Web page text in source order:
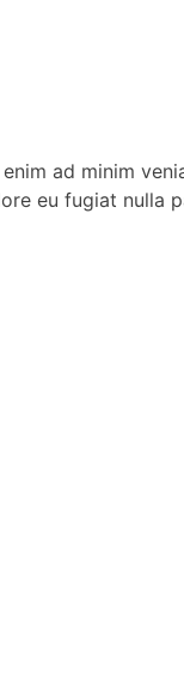
ad minim
eu fugiat nulla